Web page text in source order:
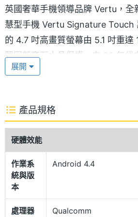
英國奢華手機領導品牌 Vertu，全
慧型手機 Vertu Signature Touch
的 4.7 吋高畫質螢幕由 5.1 吋重達
堅固藍寶石水晶保護。自 90 年代
奢華手機中使用藍寶石水晶，並持
幕領域的一流專家。堅固藍寶石水
器上，具有多層膜可以減少反射。
Vertu Signature Touch 黑色小牛
展開
產品規格
硬體效能
作業系
統與版
本
Android 4.4
處理器
Qualcomm